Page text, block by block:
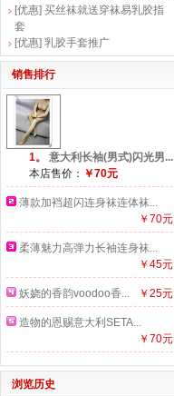
[优惠] 买丝袜就送穿袜易乳胶指
套
[优惠] 乳胶手套推广
销售排行
1。
意大利长袖(男式)闪光男...
本店售价： ￥70元
薄款加裆超闪连身袜连体袜...
￥70元
柔薄魅力高弹力长袖连身袜...
￥45元
妖娆的香韵voodoo香... ￥25元
造物的恩赐意大利SETA...
￥70元
浏览历史